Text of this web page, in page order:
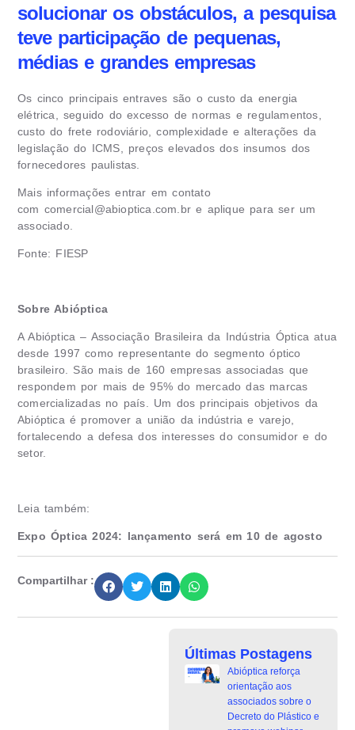
solucionar os obstáculos, a pesquisa
teve participação de pequenas,
médias e grandes empresas
Os cinco principais entraves são o custo da energia
elétrica, seguido do excesso de normas e regulamentos,
custo do frete rodoviário, complexidade e alterações da
legislação do ICMS, preços elevados dos insumos dos
fornecedores paulistas.
Mais informações entrar em contato
com comercial@abioptica.com.br e aplique para ser um
associado.
Fonte: FIESP
Sobre Abióptica
A Abióptica – Associação Brasileira da Indústria Óptica atua
desde 1997 como representante do segmento óptico
brasileiro. São mais de 160 empresas associadas que
respondem por mais de 95% do mercado das marcas
comercializadas no país. Um dos principais objetivos da
Abióptica é promover a união da indústria e varejo,
fortalecendo a defesa dos interesses do consumidor e do
setor.
Leia também:
Expo Óptica 2024: lançamento será em 10 de agosto
Compartilhar :
Últimas Postagens
Abióptica reforça
orientação aos
associados sobre o
Decreto do Plástico e